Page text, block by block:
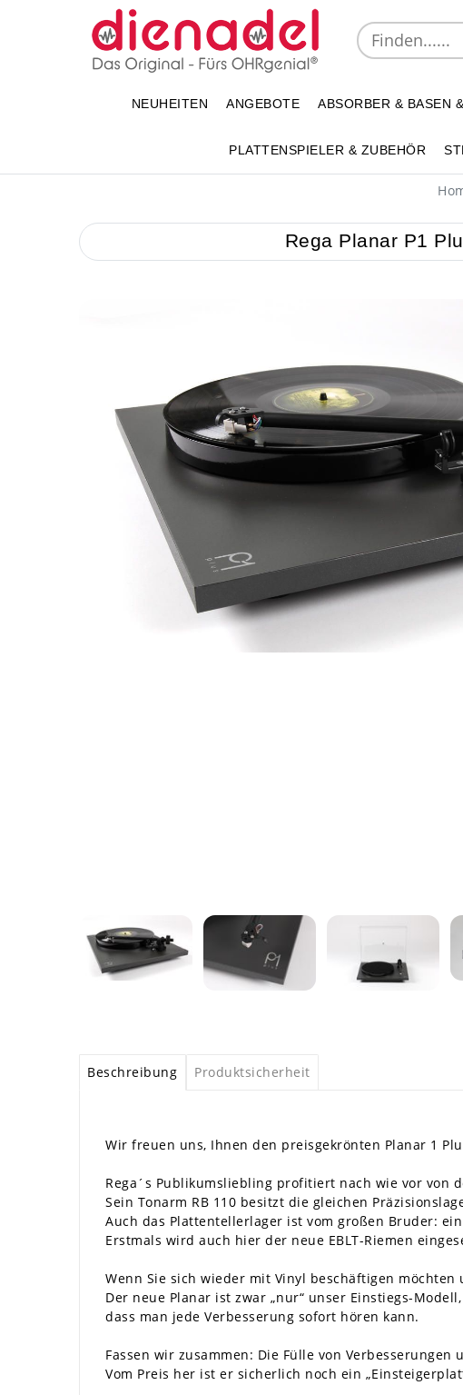
NEUHEITEN ANGEBOTE ABSORBER & BASEN
PLATTENSPIELER & ZUBEHÖR
Rega Planar P1
Beschreibung Produktsicherheit
Wir freuen uns, Ihnen den preisgekrönten Planar 1
Rega´s Publikumsliebling profitiert nach wie vor von
Sein Tonarm RB 110 besitzt die gleichen
Auch das Plattentellerlager ist vom großen Bruder:
Erstmals wird auch hier der neue EBLT-Riemen
Wenn Sie sich wieder mit Vinyl beschäftigen
Der neue Planar ist zwar „nur“ unser Einstiegs-
dass man jede Verbesserung sofort hören kann.
Fassen wir zusammen: Die Fülle von
Vom Preis her ist er sicherlich noch ein